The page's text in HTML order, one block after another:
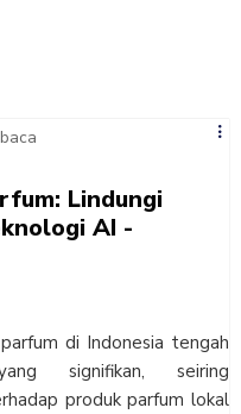
Lindungi
AI -
di Indonesia tengah
signifikan, seiring
produk parfum lokal